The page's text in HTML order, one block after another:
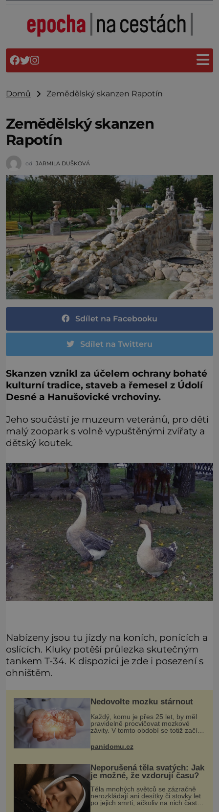
Domů Zemědělský skanzen Rapotín
Zemědělský skanzen
Rapotín
od JARMILA DUŠKOVÁ
Sdílet na Facebooku
Sdílet na Twitteru
Skanzen vznikl za účelem ochrany bohaté
kulturní tradice, staveb a řemesel z Údolí
Desné a Hanušovické vrchoviny.
Jeho součástí je muzeum veteránů, pro děti
malý zoopark s volně vypuštěnými zvířaty a
dětský koutek.
Nabízeny jsou tu jízdy na koních, ponících a
oslících. Kluky potěší průlezka skutečným
tankem T-34. K dispozici je zde i posezení s
ohništěm.
Nedovolte mozku stárnout
Každý, komu je přes 25 let, by měl
pravidelně procvičovat mozkové
závity. V tomto období se totiž začíná
problém vzpomenout si na jméno
kolegy z práce. Nebo marně v
panidomu.cz
Neporušená těla svatých: Jak
je možné, že vzdorují času?
Těla mnohých světců se zázračně
nerozkládají ani desítky či stovky let
po jejich smrti, ačkoliv na nich často